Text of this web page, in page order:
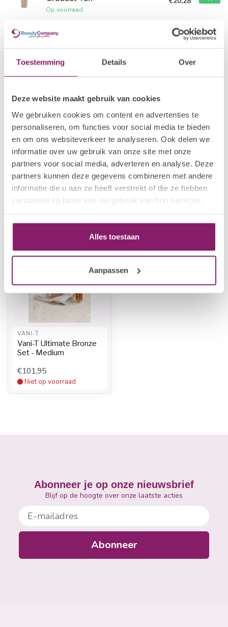
Toestemming Details Over
Deze website maakt gebruik van cookies
We gebruiken cookies om content en advertenties te
personaliseren, om functies voor social media te bieden
en om ons websiteverkeer te analyseren. Ook delen we
informatie over uw gebruik van onze site met onze
partners voor social media, adverteren en analyse. Deze
partners kunnen deze gegevens combineren met andere
informatie die u aan ze heeft verstrekt of die ze hebben
verzameld op basis van uw gebruik van hun services.
Alles toestaan
Aanpassen
Op voorraad
VANI-T
Niet op voorraad
€29,97
Vani-T Tan Eraser - Tan
Removal Mousse
Op voorraad
VANI-T
Vani-T Bronzing Mitt - Self Tan
Applicator
Niet op voorraad
€10,43
VANI-T
Vani-T Ultimate Bronze
Set - Medium
€101,95
Niet op voorraad
Abonneer je op onze nieuwsbrief
Blijf op de hoogte over onze laatste acties
E-mailadres
Abonneer